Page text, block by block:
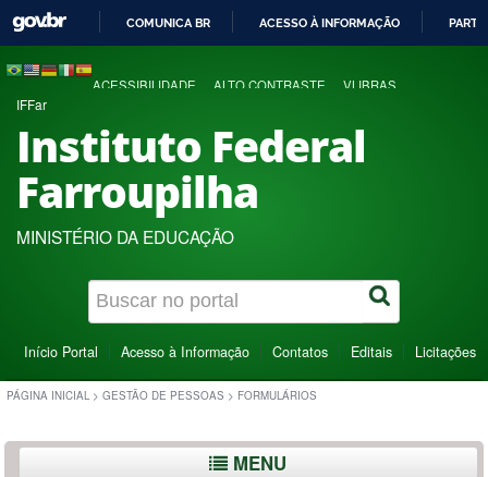
COMUNICA BR ACESSO À INFORMAÇÃO
ACESSIBILIDADE ALTO CONTRASTE VLIBRAS
IFFar
Instituto Federal
Farroupilha
MINISTÉRIO DA EDUCAÇÃO
Início Portal Acesso à Informação Contatos Editais Licitações
PÁGINA INICIAL > GESTÃO DE PESSOAS > FORMULÁRIOS
MENU